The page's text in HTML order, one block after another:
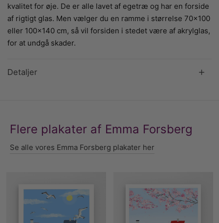
kvalitet for øje. De er alle lavet af egetræ og har en forside
af rigtigt glas. Men vælger du en ramme i størrelse 70×100
eller 100×140 cm, så vil forsiden i stedet være af akrylglas,
for at undgå skader.
Detaljer
Flere plakater af Emma Forsberg
Se alle vores Emma Forsberg plakater her